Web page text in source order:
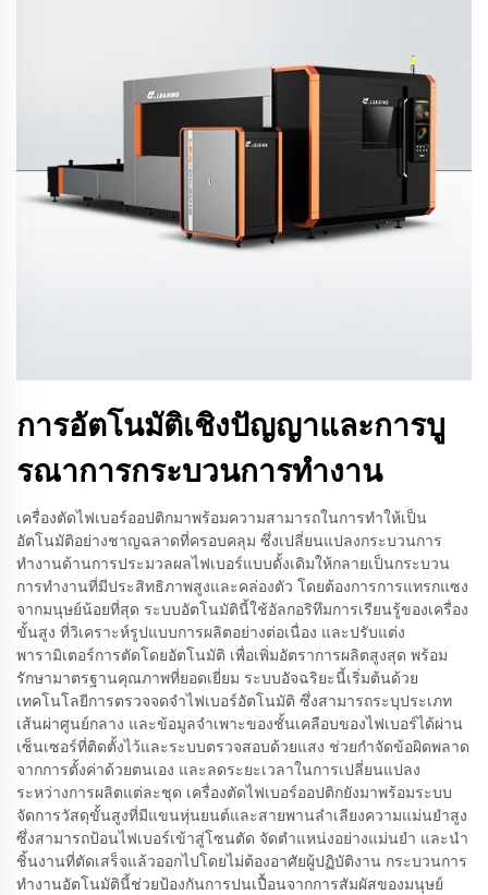
การอัตโนมัติเชิงปัญญาและการบู
รณาการกระบวนการทำงาน
เครื่องตัดไฟเบอร์ออปติกมาพร้อมความสามารถในการทำให้เป็น
อัตโนมัติอย่างชาญฉลาดที่ครอบคลุม ซึ่งเปลี่ยนแปลงกระบวนการ
ทำงานด้านการประมวลผลไฟเบอร์แบบดั้งเดิมให้กลายเป็นกระบวน
การทำงานที่มีประสิทธิภาพสูงและคล่องตัว โดยต้องการการแทรกแซง
จากมนุษย์น้อยที่สุด ระบบอัตโนมัตินี้ใช้อัลกอริทึมการเรียนรู้ของเครื่อง
ขั้นสูง ที่วิเคราะห์รูปแบบการผลิตอย่างต่อเนื่อง และปรับแต่ง
พารามิเตอร์การตัดโดยอัตโนมัติ เพื่อเพิ่มอัตราการผลิตสูงสุด พร้อม
รักษามาตรฐานคุณภาพที่ยอดเยี่ยม ระบบอัจฉริยะนี้เริ่มต้นด้วย
เทคโนโลยีการตรวจจดจำไฟเบอร์อัตโนมัติ ซึ่งสามารถระบุประเภท
เส้นผ่าศูนย์กลาง และข้อมูลจำเพาะของชั้นเคลือบของไฟเบอร์ได้ผ่าน
เซ็นเซอร์ที่ติดตั้งไว้และระบบตรวจสอบด้วยแสง ช่วยกำจัดข้อผิดพลาด
จากการตั้งค่าด้วยตนเอง และลดระยะเวลาในการเปลี่ยนแปลง
ระหว่างการผลิตแต่ละชุด เครื่องตัดไฟเบอร์ออปติกยังมาพร้อมระบบ
จัดการวัสดุขั้นสูงที่มีแขนหุ่นยนต์และสายพานลำเลียงความแม่นยำสูง
ซึ่งสามารถป้อนไฟเบอร์เข้าสู่โซนตัด จัดตำแหน่งอย่างแม่นยำ และนำ
ชิ้นงานที่ตัดเสร็จแล้วออกไปโดยไม่ต้องอาศัยผู้ปฏิบัติงาน กระบวนการ
ทำงานอัตโนมัตินี้ช่วยป้องกันการปนเปื้อนจากการสัมผัสของมนุษย์